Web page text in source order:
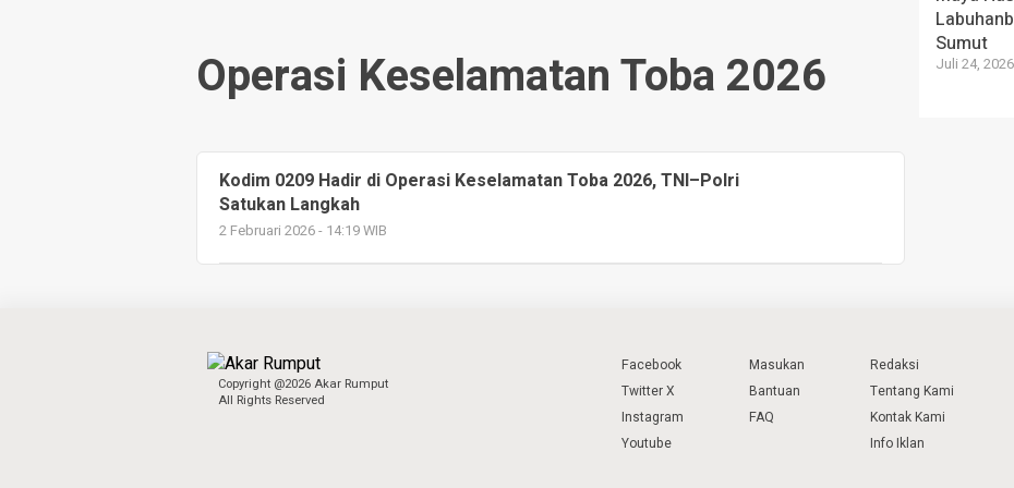
Operasi Keselamatan Toba 2026
Kodim 0209 Hadir di Operasi Keselamatan Toba 2026, TNI–Polri
Satukan Langkah
2 Februari 2026 - 14:19 WIB
Sumut
Juli 24,
Copyright @2026 Akar Rumput
All Rights Reserved
Facebook
Twitter X
Instagram
Youtube
Masukan
Bantuan
FAQ
Redaksi
Tentang Kami
Kontak Kami
Info Iklan